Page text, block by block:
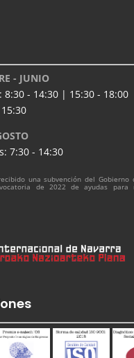
- JUNIO
8:30 - 14:30 | 15:30 - 18:00
7:30 - 14:30
una subvención del Gobierno
de 2022 de ayudas para